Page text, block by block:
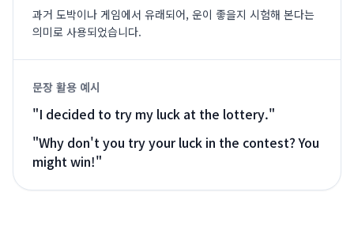
과거 도박이나 게임에서 유래되어, 운이 좋을지 시험해 본다는
의미로 사용되었습니다.
문장 활용 예시
"I decided to try my luck at the lottery."
"Why don't you try your luck in the contest? You
might win!"